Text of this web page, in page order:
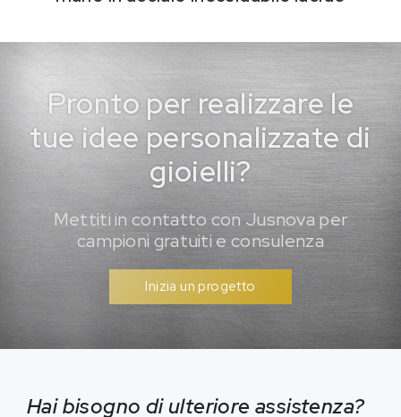
Pronto per realizzare le
tue idee personalizzate di
gioielli?
Mettiti in contatto con Jusnova per
campioni gratuiti e consulenza
Inizia un progetto
Hai bisogno di ulteriore assistenza?